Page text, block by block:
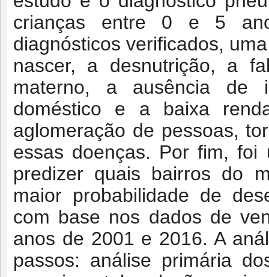
crianças entre 0 e 5
diagnósticos verificados,
nascer, a desnutrição, a
materno, a ausência de
doméstico e a baixa
aglomeração de pessoas,
essas doenças. Por fim, foi
predizer quais bairros do
maior probabilidade de
com base nos dados de
anos de 2001 e 2016. A
passos: análise primária